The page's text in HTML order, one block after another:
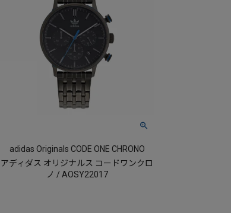
adidas Originals CODE ONE CHRONO
アディダス オリジナルス コードワンクロ
ノ / AOSY22017